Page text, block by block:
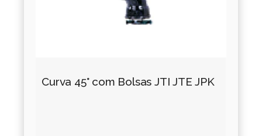
Curva 45° com Bolsas JTI JTE JPK